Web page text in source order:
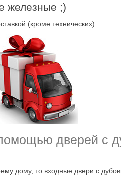
железные ;)
(кроме технических)
дверей с
дому, то входные двери с